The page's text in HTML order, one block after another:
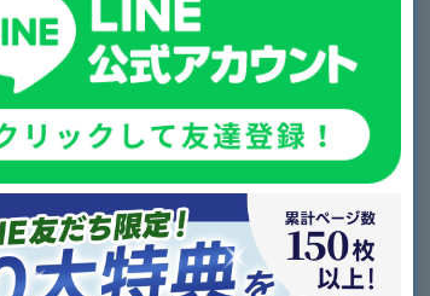
リット
初の一歩”がわかる
につなげる導線設計が学べる
ど、すぐに使えるヒントが得られる